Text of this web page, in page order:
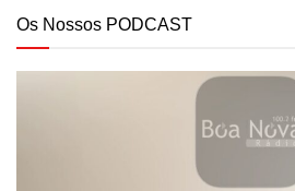
Os Nossos PODCAST